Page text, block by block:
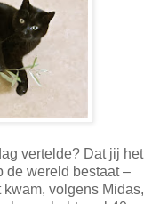
vertelde? Dat jij het
de wereld bestaat –
volgens Midas,